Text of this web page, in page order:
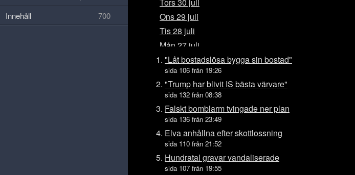
Tors 30 juli
Ons 29 juli
Tis 28 juli
Mån 27 juli
Sön 26 juli
Lör 25 juli
Fre 24 juli
Ons 22 juli
Tis 21 juli
Mån 20 juli
Sön 19 juli
"Låt bostadslösa bygga sin bostad"
sida 106 från 19:26
"Trump har blivit IS bästa värvare"
sida 132 från 08:38
Falskt bomblarm tvingade ner plan
sida 136 från 23:49
Elva anhållna efter skottlossning
sida 110 från 21:52
Hundratal gravar vandaliserade
sida 107 från 19:55
Innehåll
700